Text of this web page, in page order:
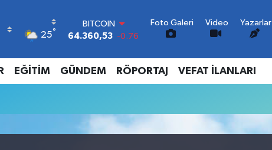
25°
BITCOIN
64.360,53 -0.76
47,7143 0.16
EURO
55,0317 -0.02
GRAM ALTIN
6574.81 1.44
Foto Galeri Video
Yazarlar
EĞİTİM GÜNDEM RÖPORTAJ VEFAT İLANLARI